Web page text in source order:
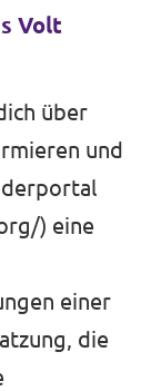
Volt
über
und
) eine
einer
die